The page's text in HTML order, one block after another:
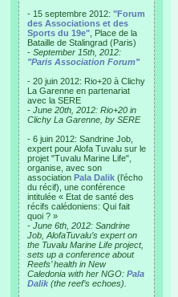
- 15 septembre 2012: "Forum
des Associations et des
Sports du 19e" , Place de la
Bataille de Stalingrad (Paris)
- September 15th, 2012:
"Paris Association Forum"
- 20 juin 2012: Rio+20 à Clichy
La Garenne en partenariat
avec la SERE
- June 20th, 2012: Rio+20 in
Clichy La Garenne, by SERE
- 6 juin 2012: Sandrine Job,
expert pour Alofa Tuvalu sur le
projet "Tuvalu Marine Life",
organise, avec son
association Pala Dalik (l’écho
du récif), une conférence
intitulée « Etat de santé des
récifs calédoniens: Qui fait
quoi ? »
- June 6th, 2012: Sandrine
Job, AlofaTuvalu’s expert on
the Tuvalu Marine Life project,
sets up a conference about
Reefs’ health in New
Caledonia with her NGO: Pala
Dalik (the reef’s echoes).